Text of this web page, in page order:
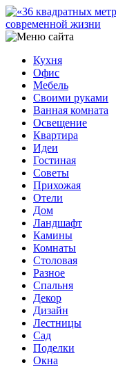
Кухня
Офис
Мебель
Своими руками
Ванная комната
Освещение
Квартира
Идеи
Гостиная
Советы
Прихожая
Отели
Дом
Ландшафт
Камины
Комнаты
Столовая
Разное
Спальня
Декор
Дизайн
Лестницы
Сад
Поделки
Окна